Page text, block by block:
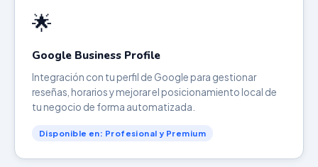
🌟
Google Business Profile
Integración con tu perfil de Google para gestionar
reseñas, horarios y mejorar el posicionamiento local de
tu negocio de forma automatizada.
Disponible en: Profesional y Premium